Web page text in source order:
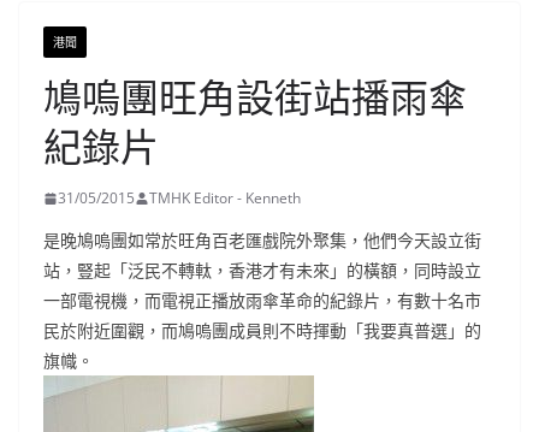
港聞
鳩嗚團旺角設街站播雨傘
紀錄片
31/05/2015 TMHK Editor - Kenneth
是晚鳩嗚團如常於旺角百老匯戲院外聚集，他們今天設立街
站，豎起「泛民不轉軚，香港才有未來」的橫額，同時設立
一部電視機，而電視正播放雨傘革命的紀錄片，有數十名市
民於附近圍觀，而鳩嗚團成員則不時揮動「我要真普選」的
旗幟。